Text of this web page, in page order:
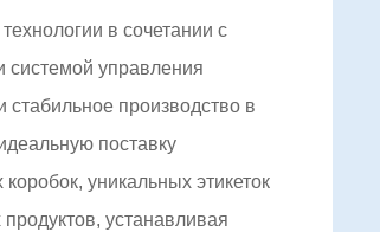
в сочетании с
управления
производство в
поставку
уникальных этикеток
устанавливая